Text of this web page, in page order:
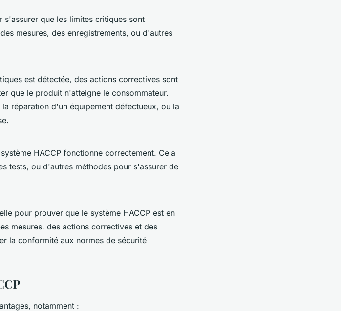
s'assurer que les limites critiques sont
mesures, des enregistrements, ou d'autres
est détectée, des actions correctives sont
que le produit n'atteigne le consommateur.
réparation d'un équipement défectueux, ou la
HACCP fonctionne correctement. Cela
tests, ou d'autres méthodes pour s'assurer de
pour prouver que le système HACCP est en
mesures, des actions correctives et des
la conformité aux normes de sécurité
notamment :